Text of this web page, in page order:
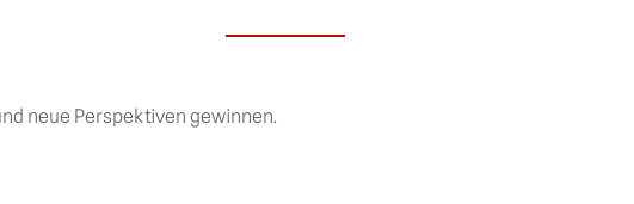
neue Perspektiven gewinnen.